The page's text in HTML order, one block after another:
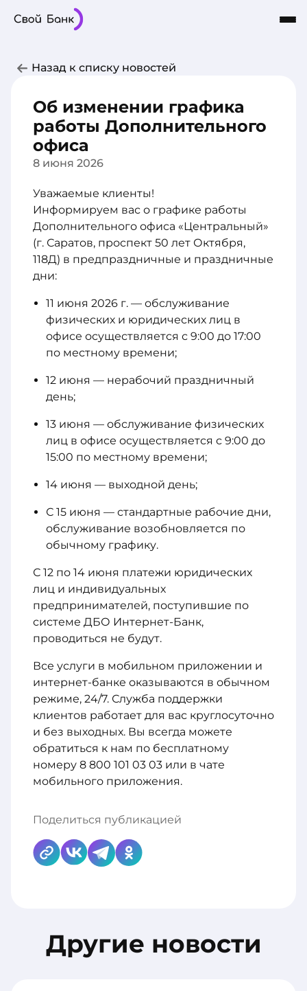
О Банке
Частным лицам
Назад к списку новостей
Об изменении графика
работы Дополнительного
офиса
8 июня 2026
Уважаемые клиенты!
Информируем вас о графике работы
Дополнительного офиса «Центральный»
(г. Саратов, проспект 50 лет Октября,
118Д) в предпраздничные и праздничные
дни:
11 июня 2026 г. — обслуживание
физических и юридических лиц в
офисе осуществляется с 9:00 до 17:00
по местному времени;
12 июня — нерабочий праздничный
день;
13 июня — обслуживание физических
лиц в офисе осуществляется с 9:00 до
15:00 по местному времени;
14 июня — выходной день;
С 15 июня — стандартные рабочие дни,
обслуживание возобновляется по
обычному графику.
С 12 по 14 июня платежи юридических
лиц и индивидуальных
предпринимателей, поступившие по
системе ДБО Интернет-Банк,
проводиться не будут.
Все услуги в мобильном приложении и
интернет-банке оказываются в обычном
режиме, 24/7. Служба поддержки
клиентов работает для вас круглосуточно
и без выходных. Вы всегда можете
обратиться к нам по бесплатному
номеру 8 800 101 03 03 или в чате
мобильного приложения.
Поделиться публикацией
Другие новости